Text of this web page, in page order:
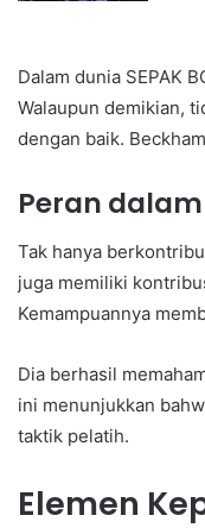
Dalam dunia SEPAK
Walaupun demikian,
dengan baik.
Peran
Tak hanya
juga memiliki
Kemampuannya
Dia berhasil
ini menunjukkan
taktik pelatih.
Elemen